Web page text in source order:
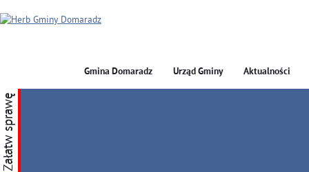
GMINA DOMARADZ
Gmina Domaradz Urząd Gminy Aktualności
Załatw sprawę